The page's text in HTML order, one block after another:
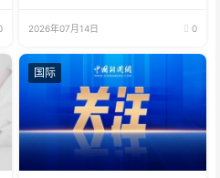
2026年07月14日 0
国际